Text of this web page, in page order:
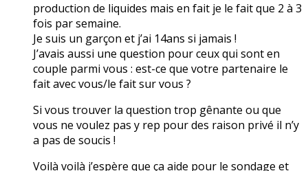
production de liquides mais en fait je le fait que 2 à 3
fois par semaine.
Je suis un garçon et j’ai 14ans si jamais !
J’avais aussi une question pour ceux qui sont en
couple parmi vous : est-ce que votre partenaire le
fait avec vous/le fait sur vous ?
Si vous trouver la question trop gênante ou que
vous ne voulez pas y rep pour des raison privé il n’y
a pas de soucis !
Voilà voilà j’espère que ça aide pour le sondage et